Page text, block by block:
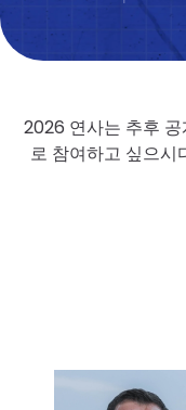
2026 연사는 추후
로 참여하고 싶으시